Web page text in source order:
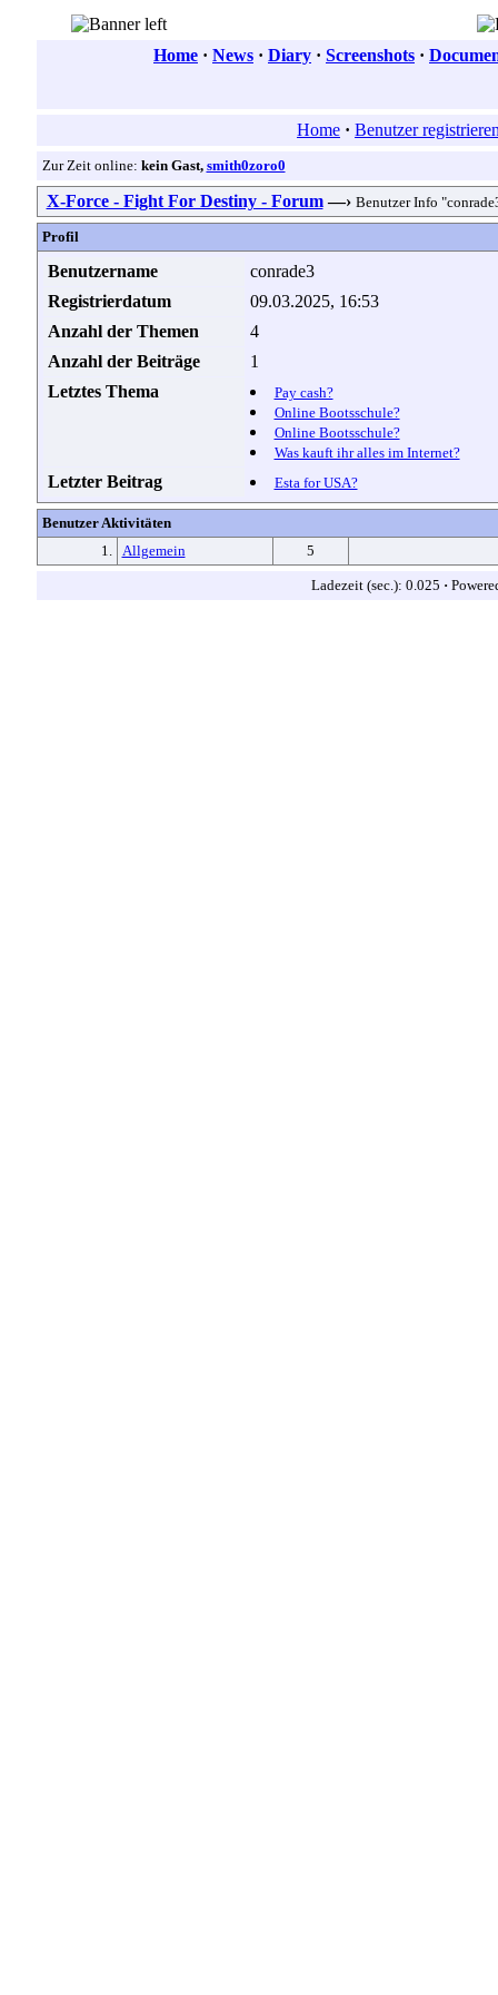
Home · News · Diary · Screenshots ·
Home · Benutzer
Zur Zeit online: kein Gast, smith0zoro0
X-Force - Fight For Destiny - Forum —› Benutzer Info
Profil
Benutzername
conrade3
Registrierdatum
09.03.2025, 16:53
Anzahl der Themen
4
Anzahl der Beiträge
1
Letztes Thema
Pay cash?
Online Bootsschule?
Online Bootsschule?
Was kauft ihr alles im Internet?
Letzter Beitrag Esta for USA?
Benutzer Aktivitäten
1.
Allgemein 5
Ladezeit (sec.): 0.025 ·